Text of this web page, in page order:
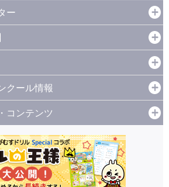
ー
クール情報
コンテンツ